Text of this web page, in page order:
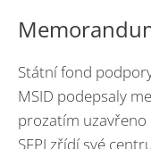
Státní fond
MSID podepsaly
prozatím
SFPI zřídí své